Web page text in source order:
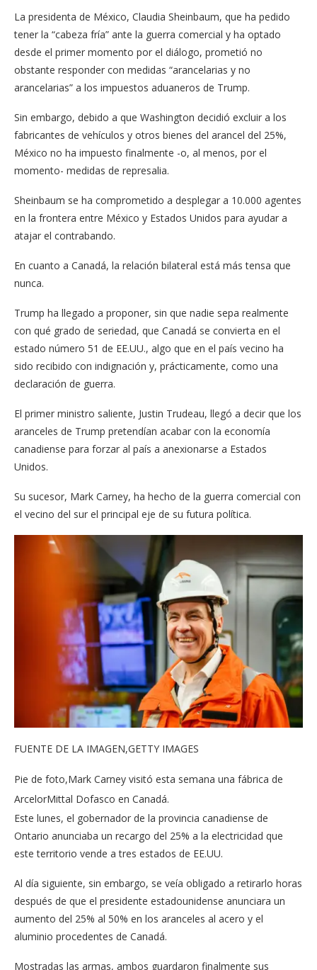
La presidenta de México, Claudia Sheinbaum, que ha pedido
tener la “cabeza fría” ante la guerra comercial y ha optado
desde el primer momento por el diálogo, prometió no
obstante responder con medidas “arancelarias y no
arancelarias” a los impuestos aduaneros de Trump.
Sin embargo, debido a que Washington decidió excluir a los
fabricantes de vehículos y otros bienes del arancel del 25%,
México no ha impuesto finalmente -o, al menos, por el
momento- medidas de represalia.
Sheinbaum se ha comprometido a desplegar a 10.000 agentes
en la frontera entre México y Estados Unidos para ayudar a
atajar el contrabando.
En cuanto a Canadá, la relación bilateral está más tensa que
nunca.
Trump ha llegado a proponer, sin que nadie sepa realmente
con qué grado de seriedad, que Canadá se convierta en el
estado número 51 de EE.UU., algo que en el país vecino ha
sido recibido con indignación y, prácticamente, como una
declaración de guerra.
El primer ministro saliente, Justin Trudeau, llegó a decir que los
aranceles de Trump pretendían acabar con la economía
canadiense para forzar al país a anexionarse a Estados
Unidos.
Su sucesor, Mark Carney, ha hecho de la guerra comercial con
el vecino del sur el principal eje de su futura política.
FUENTE DE LA IMAGEN,GETTY IMAGES
Pie de foto,Mark Carney visitó esta semana una fábrica de
ArcelorMittal Dofasco en Canadá.
Este lunes, el gobernador de la provincia canadiense de
Ontario anunciaba un recargo del 25% a la electricidad que
este territorio vende a tres estados de EE.UU.
Al día siguiente, sin embargo, se veía obligado a retirarlo horas
después de que el presidente estadounidense anunciara un
aumento del 25% al 50% en los aranceles al acero y el
aluminio procedentes de Canadá.
Mostradas las armas, ambos guardaron finalmente sus